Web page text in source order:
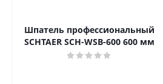
Шпатель профессиональный
SCHTAER SCH-WSB-600 600 мм